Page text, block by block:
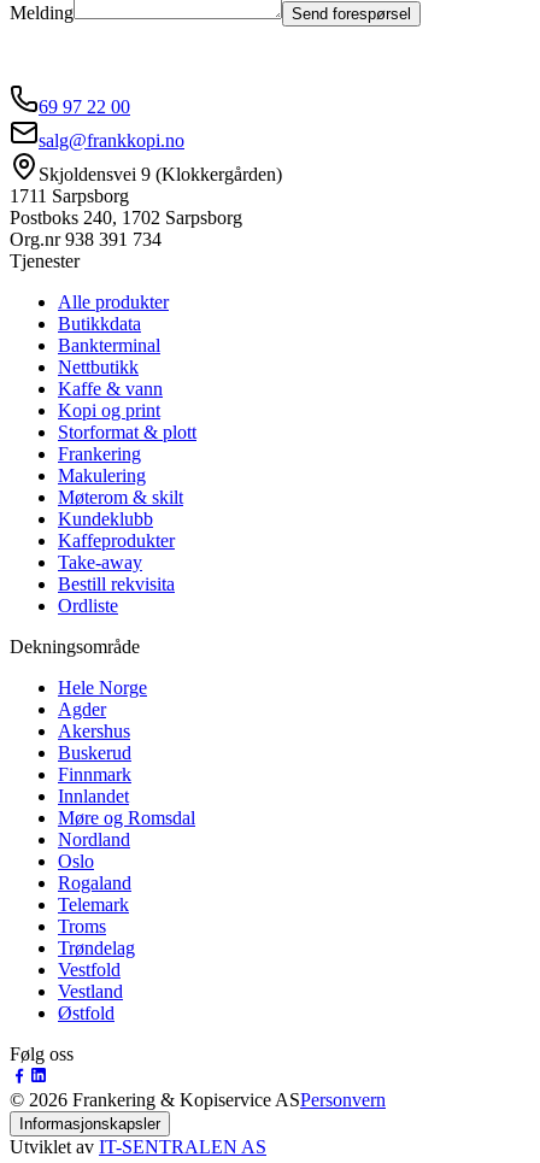
Melding Send forespørsel
69 97 22 00
salg@frankkopi.no
Skjoldensvei 9 (Klokkergården)
1711 Sarpsborg
Postboks 240, 1702 Sarpsborg
Org.nr938 391 734
Tjenester
Alle produkter
Butikkdata
Bankterminal
Nettbutikk
Kaffe & vann
Kopi og print
Storformat & plott
Frankering
Makulering
Møterom & skilt
Kundeklubb
Kaffeprodukter
Take-away
Bestill rekvisita
Ordliste
Dekningsområde
Hele Norge
Agder
Akershus
Buskerud
Finnmark
Innlandet
Møre og Romsdal
Nordland
Oslo
Rogaland
Telemark
Troms
Trøndelag
Vestfold
Vestland
Østfold
Følg oss
© 2026 Frankering & Kopiservice ASPersonvern
Informasjonskapsler
Utviklet av IT-SENTRALEN AS